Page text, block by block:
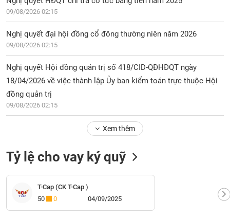
09/08/2026 02:15
Nghị quyết đại hội đồng cổ đông thường niên năm 2026
09/08/2026 02:15
Nghị quyết Hội đồng quản trị số 418/CID-QĐHĐQT ngày
18/04/2026 về việc thành lập Ủy ban kiểm toán trực thuộc Hội
đồng quản trị
09/08/2026 02:15
Xem thêm
Tỷ lệ cho vay ký quỹ
T-Cap (CK T-Cap )
50
0 04/09/2025